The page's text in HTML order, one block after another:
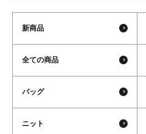
新商品
全ての商品
バッグ
ニット